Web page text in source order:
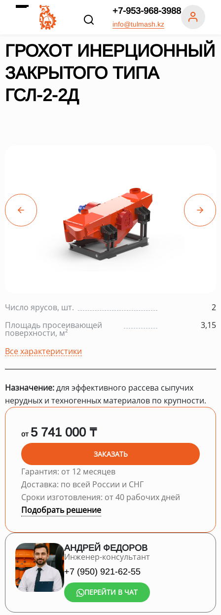
+7-953-968-3988
info@tulmash.kz
ГРОХОТ ИНЕРЦИОННЫЙ
ЗАКРЫТОГО ТИПА
ГСЛ-2-2Д
Число ярусов, шт.
2
Площадь просеивающей
поверхности, м²
3,15
Все характеристики
Назначение:для эффективного рассева сыпучих
нерудных и техногенных материалов по крупности.
от 5 741 000 ₸
ЗАКАЗАТЬ
Гарантия: от 12 месяцев
Доставка: по всей России и СНГ
Сроки изготовления: от 40 рабочих дней
Подобрать решение
АНДРЕЙ ФЕДОРОВ
Инженер-консультант
+7 (950) 921-62-55
ПЕРЕЙТИ В ЧАТ